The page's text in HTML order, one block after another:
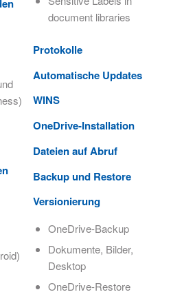
document libraries
Protokolle
Automatische Updates
WINS
OneDrive-Installation
Dateien auf Abruf
Backup und Restore
Versionierung
OneDrive-Backup
Dokumente, Bilder,
Desktop
OneDrive-Restore